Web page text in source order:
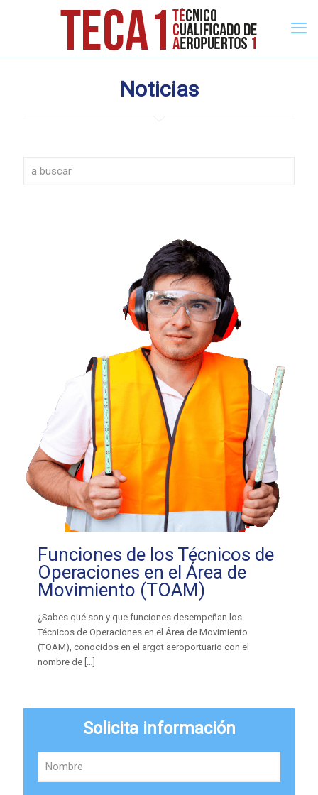
Noticias
Funciones de los Técnicos de
Operaciones en el Área de
Movimiento (TOAM)
¿Sabes qué son y que funciones desempeñan los
Técnicos de Operaciones en el Área de Movimiento
(TOAM), conocidos en el argot aeroportuario con el
nombre de […]
Solicita información